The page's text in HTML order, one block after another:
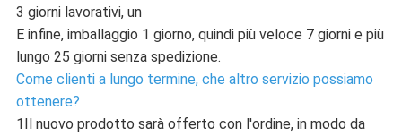
3 giorni lavorativi, un
E infine, imballaggio 1 giorno, quindi più veloce 7 giorni e più
lungo 25 giorni senza spedizione.
Come clienti a lungo termine, che altro servizio possiamo
ottenere?
1Il nuovo prodotto sarà offerto con l'ordine, in modo da